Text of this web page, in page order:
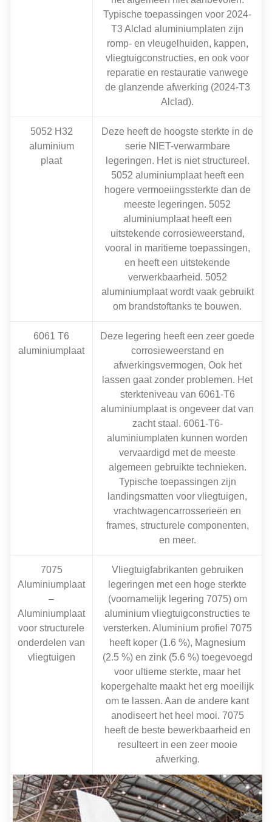
Typische toepassingen voor 2024-
T3 Alclad aluminiumplaten zijn
romp- en vleugelhuiden, kappen,
vliegtuigconstructies, en ook voor
reparatie en restauratie vanwege
de glanzende afwerking (2024-T3
Alclad).
5052 H32
aluminium
plaat
Deze heeft de hoogste sterkte in de
serie NIET-verwarmbare
legeringen. Het is niet structureel.
5052 aluminiumplaat heeft een
hogere vermoeiingssterkte dan de
meeste legeringen. 5052
aluminiumplaat heeft een
uitstekende corrosieweerstand,
vooral in maritieme toepassingen,
en heeft een uitstekende
verwerkbaarheid. 5052
aluminiumplaat wordt vaak gebruikt
om brandstoftanks te bouwen.
6061 T6
aluminiumplaat
Deze legering heeft een zeer goede
corrosieweerstand en
afwerkingsvermogen, Ook het
lassen gaat zonder problemen. Het
sterkteniveau van 6061-T6
aluminiumplaat is ongeveer dat van
zacht staal. 6061-T6-
aluminiumplaten kunnen worden
vervaardigd met de meeste
algemeen gebruikte technieken.
Typische toepassingen zijn
landingsmatten voor vliegtuigen,
vrachtwagencarrosserieën en
frames, structurele componenten,
en meer.
7075
Aluminiumplaat
–
Aluminiumplaat
voor structurele
onderdelen van
vliegtuigen
Vliegtuigfabrikanten gebruiken
legeringen met een hoge sterkte
(voornamelijk legering 7075) om
aluminium vliegtuigconstructies te
versterken. Aluminium profiel 7075
heeft koper (1.6 %), Magnesium
(2.5 %) en zink (5.6 %) toegevoegd
voor ultieme sterkte, maar het
kopergehalte maakt het erg moeilijk
om te lassen. Aan de andere kant
anodiseert het heel mooi. 7075
heeft de beste bewerkbaarheid en
resulteert in een zeer mooie
afwerking.